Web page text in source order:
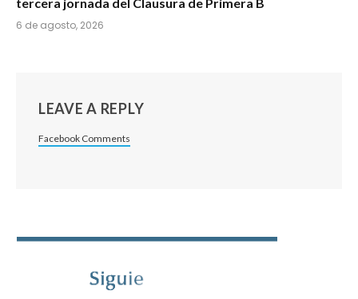
6 de agosto, 2026
LEAVE A REPLY
Facebook Comments